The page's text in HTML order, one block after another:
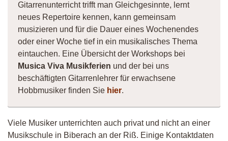
Gitarrenunterricht trifft man Gleichgesinnte, lernt
neues Repertoire kennen, kann gemeinsam
musizieren und für die Dauer eines Wochenendes
oder einer Woche tief in ein musikalisches Thema
eintauchen. Eine Übersicht der Workshops bei
Musica Viva Musikferien und der bei uns
beschäftigten Gitarrenlehrer für erwachsene
Hobbmusiker finden Sie hier.
Viele Musiker unterrichten auch privat und nicht an einer
Musikschule in Biberach an der Riß. Einige Kontaktdaten